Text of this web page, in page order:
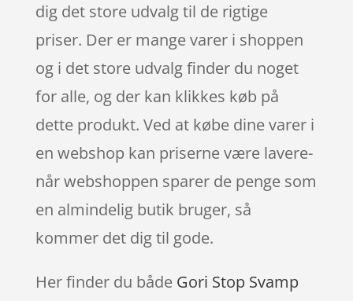
dig det store udvalg til de rigtige
priser. Der er mange varer i shoppen
og i det store udvalg finder du noget
for alle, og der kan klikkes køb på
dette produkt. Ved at købe dine varer i
en webshop kan priserne være lavere-
når webshoppen sparer de penge som
en almindelig butik bruger, så
kommer det dig til gode.
Her finder du både Gori Stop Svamp